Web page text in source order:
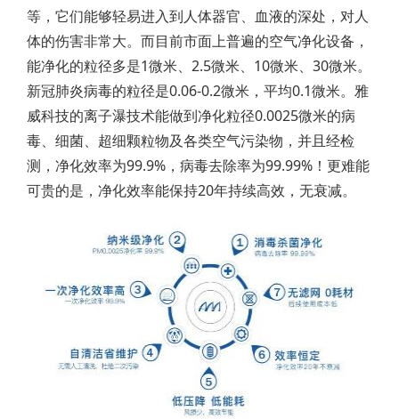
等，它们能够轻易进入到人体器官、血液的深处，对人
体的伤害非常大。而目前市面上普遍的空气净化设备，
能净化的粒径多是1微米、2.5微米、10微米、30微米。
新冠肺炎病毒的粒径是0.06-0.2微米，平均0.1微米。雅
威科技的离子瀑技术能做到净化粒径0.0025微米的病
毒、细菌、超细颗粒物及各类空气污染物，并且经检
测，净化效率为99.9%，病毒去除率为99.99%！更难能
可贵的是，净化效率能保持20年持续高效，无衰减。